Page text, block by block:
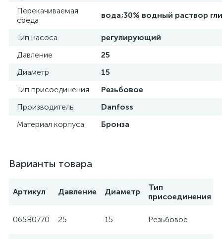
Перекачиваемая
среда
вода;30% водный раствор
Тип насоса
регулирующий
Давление
25
Диаметр
15
Тип присоединения
Резьбовое
Производитель
Danfoss
Материал корпуса
Бронза
Варианты товара
Артикул Давление Диаметр
Тип
присоединения
065B0770 25 15 Резьбовое